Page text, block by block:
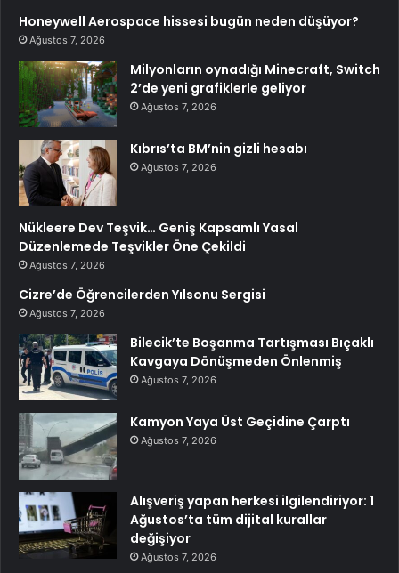
Honeywell Aerospace hissesi bugün neden düşüyor?
Ağustos 7, 2026
Milyonların oynadığı Minecraft, Switch
2’de yeni grafiklerle geliyor
Ağustos 7, 2026
Kıbrıs’ta BM’nin gizli hesabı
Ağustos 7, 2026
Nükleere Dev Teşvik… Geniş Kapsamlı Yasal
Düzenlemede Teşvikler Öne Çekildi
Ağustos 7, 2026
Cizre’de Öğrencilerden Yılsonu Sergisi
Ağustos 7, 2026
Bilecik’te Boşanma Tartışması Bıçaklı
Kavgaya Dönüşmeden Önlenmiş
Ağustos 7, 2026
Kamyon Yaya Üst Geçidine Çarptı
Ağustos 7, 2026
Alışveriş yapan herkesi ilgilendiriyor: 1
Ağustos’ta tüm dijital kurallar
değişiyor
Ağustos 7, 2026